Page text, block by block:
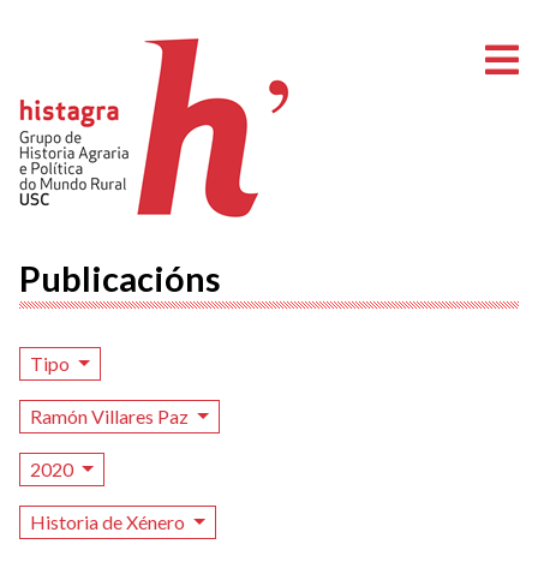
Publicacións
Tipo
Ramón Villares Paz
2020
Historia de Xénero